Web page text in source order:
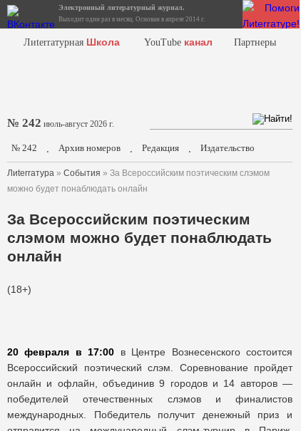
Электронный литературный журнал.
Выходит один раз в месяц. Основан в апреле 2014 г.
Лиterraтурная Школа YouTube канал Партнеры
№ 242 июль-август 2026 г.
№ 242 . Архив номеров . Редакция . Издательство
Лиterraтура » События » За Всероссийским поэтическим слэмом
можно будет понаблюдать онлайн
За Всероссийским поэтическим
слэмом можно будет понаблюдать
онлайн
(18+)
20 февраля в 17:00 в Центре Вознесенского состоится
Всероссийский поэтический слэм. Соревнование пройдет
онлайн и офлайн, объединив 9 городов и 14 авторов —
победителей отечественных слэмов и финалистов
международных. Победитель получит денежный приз и